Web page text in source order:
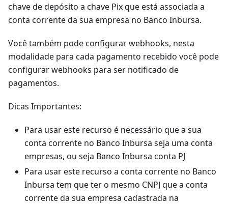
chave de depósito a chave Pix que está associada a
conta corrente da sua empresa no Banco Inbursa.
Você também pode configurar webhooks, nesta
modalidade para cada pagamento recebido você pode
configurar webhooks para ser notificado de
pagamentos.
Dicas Importantes:
Para usar este recurso é necessário que a sua
conta corrente no Banco Inbursa seja uma conta
empresas, ou seja Banco Inbursa conta PJ
Para usar este recurso a conta corrente no Banco
Inbursa tem que ter o mesmo CNPJ que a conta
corrente da sua empresa cadastrada na